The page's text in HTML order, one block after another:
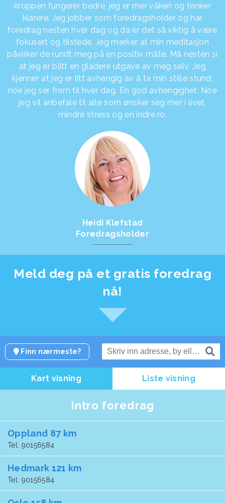
kroppen fungerer bedre, jeg er mer våken og tenker
klarere. Jeg jobber som foredragsholder og har
foredrag nesten hver dag og da er det så viktig å være
fokusert og tilstede. Jeg merker at min meditasjon
påvirker de rundt meg på en positiv måte. Må nesten si
at jeg er blitt en gladere utgave av meg selv. Jeg
kjenner at jeg er litt avhengig av å ta min stille stund,
noe jeg ser frem til hver dag. En god avhengighet. Noe
jeg vil anbefale til alle som ønsker seg mer i livet,
mindre stress og en indre ro.
Heidi Klefstad
Foredragsholder
Meld deg på et gratis foredrag
nå!
Finn nærmeste?
Kart visning Liste visning
Intro foredrag
Oppland 87 km
Tel: 90156584
Hedmark 121 km
Tel: 90156584